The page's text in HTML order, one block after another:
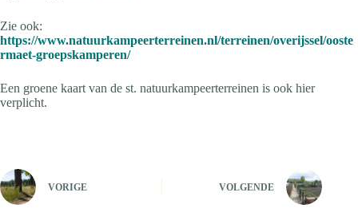
Zie ook:
https://www.natuurkampeerterreinen.nl/terreinen/overijssel/ooste
rmaet-groepskamperen/
Een groene kaart van de st. natuurkampeerterreinen is ook hier
verplicht.
VORIGE VOLGENDE